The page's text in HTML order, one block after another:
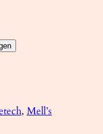
, Mell’s